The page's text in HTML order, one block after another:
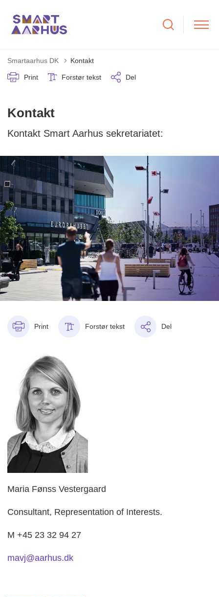
Smartaarhus DK Kontakt
Print Forstør tekst Del
Kontakt
Kontakt Smart Aarhus sekretariatet:
Print Forstør tekst Del
Maria Fønss Vestergaard
Consultant, Representation of Interests.
M +45 23 32 94 27
mavj@aarhus.dk